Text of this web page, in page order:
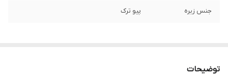
جنس زیره پیو ترک
توضیحات